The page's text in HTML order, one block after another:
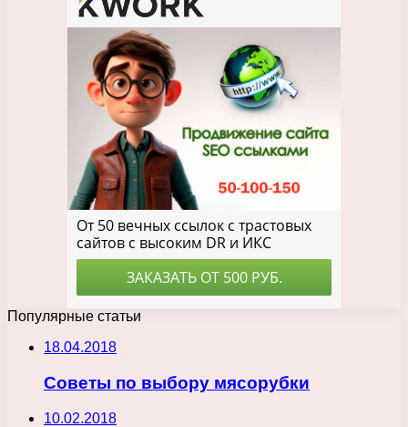
Популярные статьи
18.04.2018
Советы по выбору мясорубки
10.02.2018